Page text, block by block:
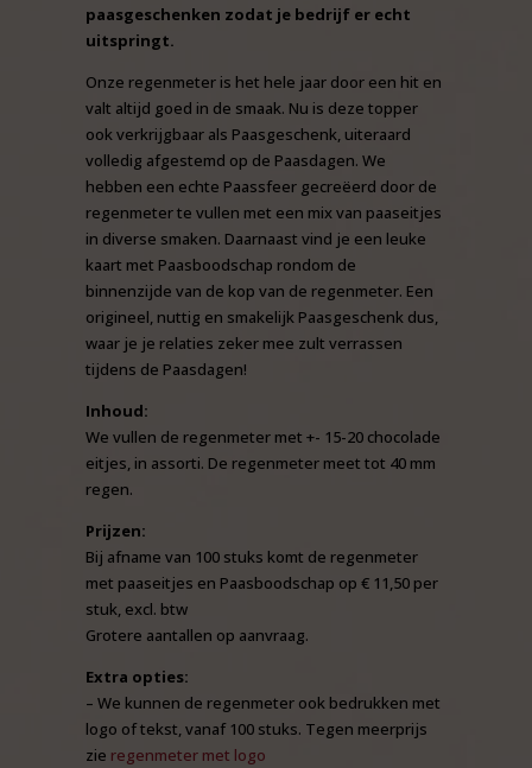
paasgeschenken zodat je bedrijf er echt
uitspringt.
Onze regenmeter is het hele jaar door een hit en
valt altijd goed in de smaak. Nu is deze topper
ook verkrijgbaar als Paasgeschenk, uiteraard
volledig afgestemd op de Paasdagen. We
hebben een echte Paassfeer gecreëerd door de
regenmeter te vullen met een mix van paaseitjes
in diverse smaken. Daarnaast vind je een leuke
kaart met Paasboodschap rondom de
binnenzijde van de kop van de regenmeter. Een
origineel, nuttig en smakelijk Paasgeschenk dus,
waar je je relaties zeker mee zult verrassen
tijdens de Paasdagen!
Inhoud:
We vullen de regenmeter met +- 15-20 chocolade
eitjes, in assorti. De regenmeter meet tot 40 mm
regen.
Prijzen:
Bij afname van 100 stuks komt de regenmeter
met paaseitjes en Paasboodschap op € 11,50 per
stuk, excl. btw
Grotere aantallen op aanvraag.
Extra opties:
– We kunnen de regenmeter ook bedrukken met
logo of tekst, vanaf 100 stuks. Tegen meerprijs
zie regenmeter met logo